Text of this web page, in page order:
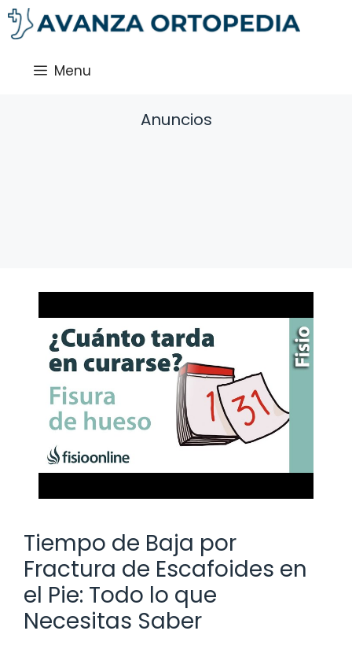
Saltar
al
Menu
Anuncios
Tiempo de Baja por
Fractura de Escafoides en
el Pie: Todo lo que
Necesitas Saber